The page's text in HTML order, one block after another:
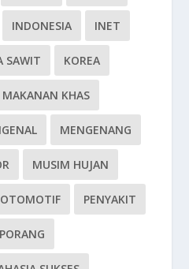
INDONESIA INET
SAWIT KOREA
MAKANAN KHAS
MENGENANG
MUSIM HUJAN
OTOMOTIF PENYAKIT
PORANG